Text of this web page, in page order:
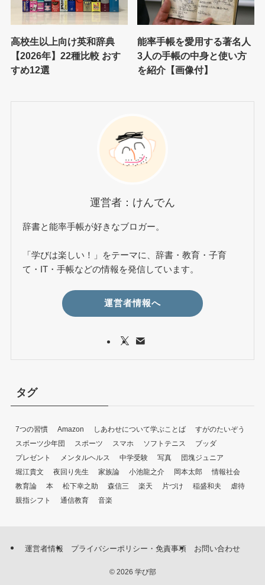
高校生以上向け英和辞典
【2026年】22種比較 おす
すめ12選
能率手帳を愛用する著名人
3人の手帳の中身と使い方
を紹介【画像付】
運営者：けんでん
辞書と能率手帳が好きなブロガー。
「学びは楽しい！」をテーマに、辞書・教育・子育
て・IT・手帳などの情報を発信しています。
運営者情報へ
タグ
7つの習慣 Amazon しあわせについて学ぶことば
すがのたいぞう
スボーツ少年団
スポーツ スマホ ソフトテニス
ブッダ
プレゼント
メンタルヘルス 中学受験 写真
団塊ジュニア
堀江貴文
夜回り先生 家族論 小池龍之介 岡本太郎
情報社会
教育論
本 松下幸之助 森信三 楽天 片づけ 稲盛和夫
虐待
親指シフト
通信教育 音楽
運営者情報 プライバシーポリシー・免責事項 お問い合わせ
©2026 学び部